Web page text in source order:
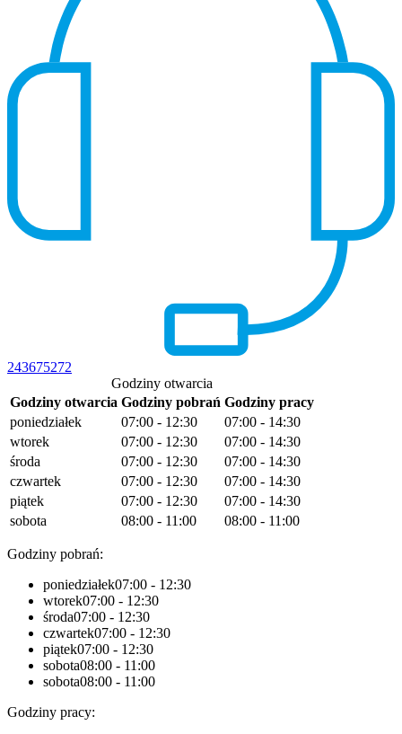
243675272
Godziny otwarcia
Godziny otwarcia Godziny pobrań Godziny pracy
poniedziałek
07:00 - 12:30
07:00 - 14:30
wtorek
07:00 - 12:30
07:00 - 14:30
środa
07:00 - 12:30
07:00 - 14:30
czwartek
07:00 - 12:30
07:00 - 14:30
piątek
07:00 - 12:30
07:00 - 14:30
sobota
08:00 - 11:00 08:00 - 11:00
Godziny pobrań:
poniedziałek07:00 - 12:30
wtorek07:00 - 12:30
środa07:00 - 12:30
czwartek07:00 - 12:30
piątek07:00 - 12:30
sobota08:00 - 11:00
sobota08:00 - 11:00
Godziny pracy: